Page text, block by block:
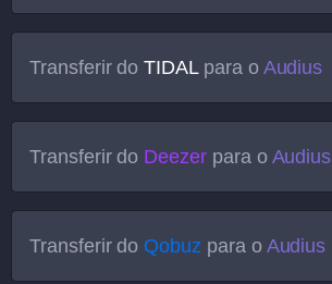
Transferir doTIDALpara o Audius
Transferir do Deezerpara o Audius
Transferir do Qobuz para o Audius